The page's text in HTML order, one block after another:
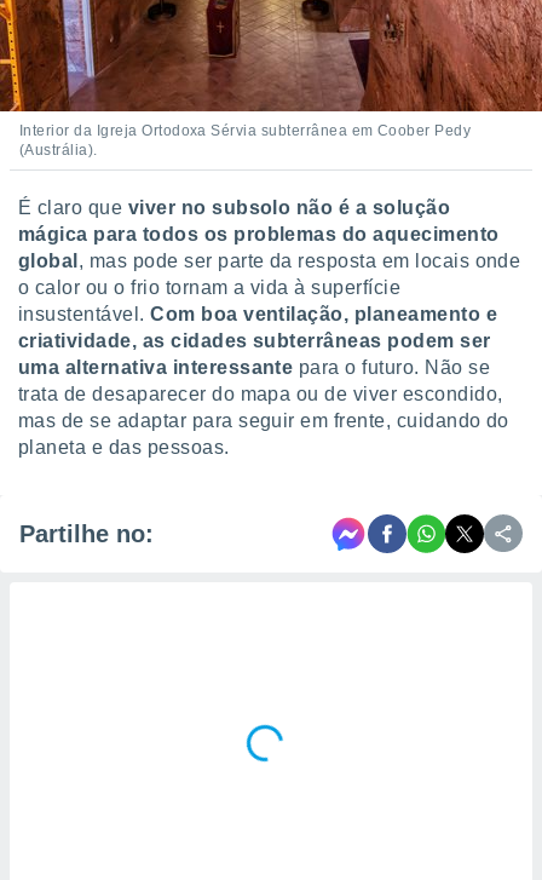
Interior da Igreja Ortodoxa Sérvia subterrânea em Coober Pedy
(Austrália).
É claro que viver no subsolo não é a solução
mágica para todos os problemas do aquecimento
global , mas pode ser parte da resposta em locais onde
o calor ou o frio tornam a vida à superfície
insustentável.Com boa ventilação, planeamento e
criatividade, as cidades subterrâneas podem ser
uma alternativa interessante para o futuro. Não se
trata de desaparecer do mapa ou de viver escondido,
mas de se adaptar para seguir em frente, cuidando do
planeta e das pessoas.
Partilhe no: